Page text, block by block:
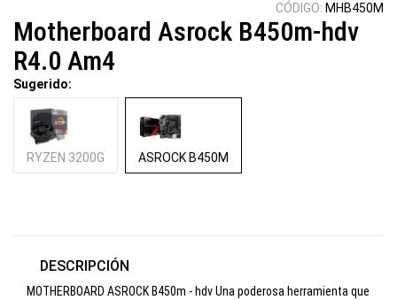
CÓDIGO: MHB450M
Motherboard Asrock B450m-hdv
R4.0 Am4
Sugerido:
RYZEN 3200G ASROCK B450M
DESCRIPCIÓN
MOTHERBOARD ASROCK B450m - hdv Una poderosa herramienta que